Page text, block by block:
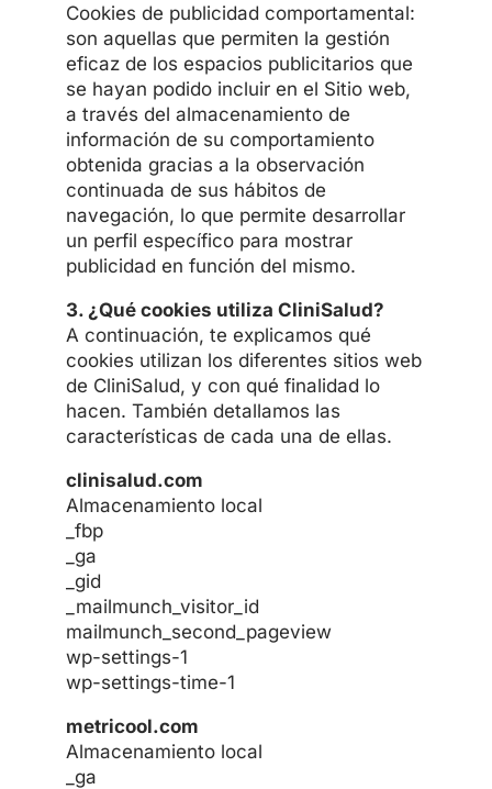
Cookies de publicidad comportamental:
son aquellas que permiten la gestión
eficaz de los espacios publicitarios que
se hayan podido incluir en el Sitio web,
a través del almacenamiento de
información de su comportamiento
obtenida gracias a la observación
continuada de sus hábitos de
navegación, lo que permite desarrollar
un perfil específico para mostrar
publicidad en función del mismo.
3. ¿Qué cookies utiliza CliniSalud?
A continuación, te explicamos qué
cookies utilizan los diferentes sitios web
de CliniSalud, y con qué finalidad lo
hacen. También detallamos las
características de cada una de ellas.
clinisalud.com
Almacenamiento local
_fbp
_ga
_gid
_mailmunch_visitor_id
mailmunch_second_pageview
wp-settings-1
wp-settings-time-1
metricool.com
Almacenamiento local
_ga